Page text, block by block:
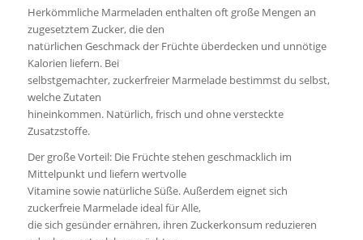
Herkömmliche Marmeladen enthalten oft große Mengen an
zugesetztem Zucker, die den
natürlichen Geschmack der Früchte überdecken und unnötige
Kalorien liefern. Bei
selbstgemachter, zuckerfreier Marmelade bestimmst du selbst,
welche Zutaten
hineinkommen. Natürlich, frisch und ohne versteckte
Zusatzstoffe.
Der große Vorteil: Die Früchte stehen geschmacklich im
Mittelpunkt und liefern wertvolle
Vitamine sowie natürliche Süße. Außerdem eignet sich
zuckerfreie Marmelade ideal für Alle,
die sich gesünder ernähren, ihren Zuckerkonsum reduzieren